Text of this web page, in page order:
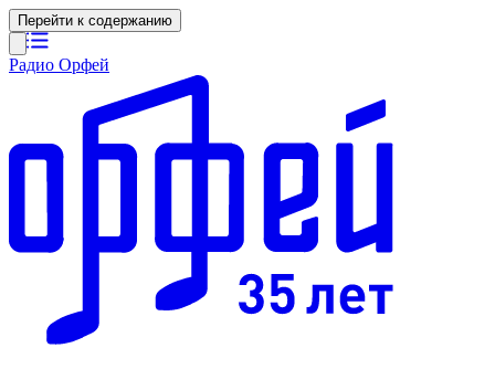
Перейти к содержанию
Радио Орфей